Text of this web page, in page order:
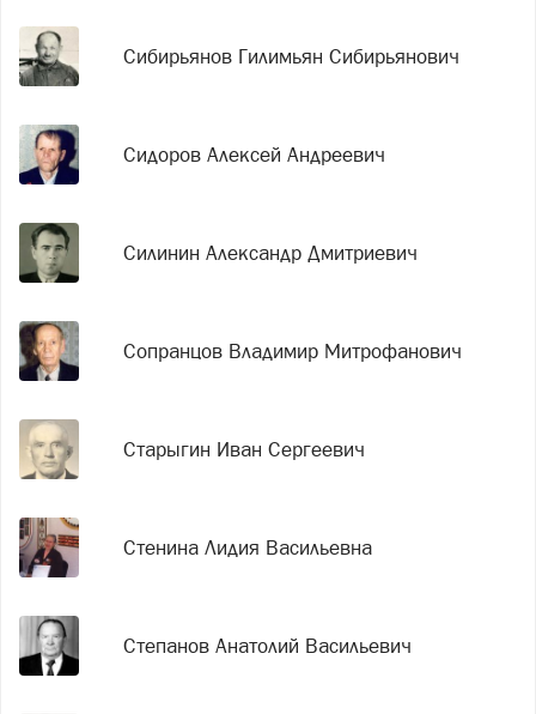
Сибирьянов Гилимьян Сибирьянович
Сидоров Алексей Андреевич
Силинин Александр Дмитриевич
Сопранцов Владимир Митрофанович
Старыгин Иван Сергеевич
Стенина Лидия Васильевна
Степанов Анатолий Васильевич